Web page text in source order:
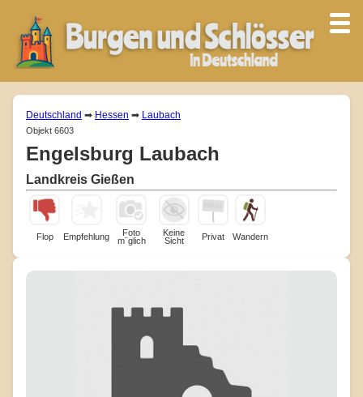
Deutschland ➡ Hessen ➡ Laubach
Objekt 6603
Engelsburg Laubach
Landkreis Gießen
Flop Empfehlung
Foto
m¨glich
Keine
Sicht
Privat Wandern